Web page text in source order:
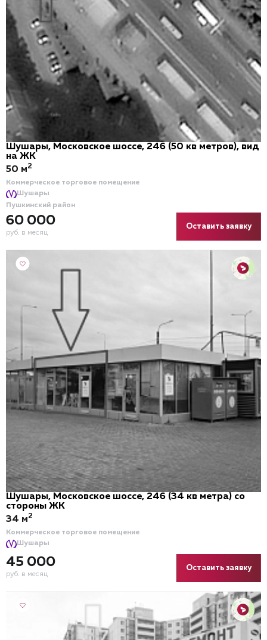
Шушары, Московское шоссе, 246 (50 кв метров), вид
на ЖК
Коммерческое торговое помещение
Шушары
Пушкинский район
60 000
руб. в месяц
50 м2
Оставить заявку
Шушары, Московское шоссе, 246 (34 кв метра) со
стороны ЖК
Коммерческое торговое помещение
Шушары
45 000
руб. в месяц
34 м2
Оставить заявку